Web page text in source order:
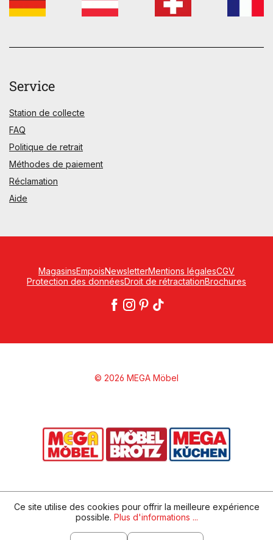
Service
Station de collecte
FAQ
Politique de retrait
Méthodes de paiement
Réclamation
Aide
MagasinsEmpoisNewsletterMentions légalesCGV
Protection des donnéesDroit de rétractationBrochures
© 2026 MEGA Möbel
Ce site utilise des cookies pour offrir la meilleure expérience
possible. Plus d'informations ...